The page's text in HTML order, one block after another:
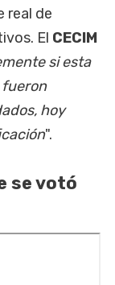
real de
El CECIM
si esta
fueron
hoy
".
se votó